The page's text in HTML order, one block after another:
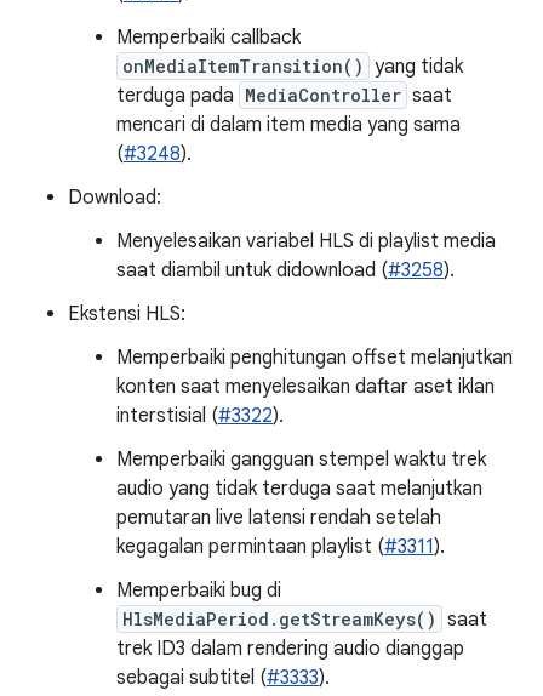
Memperbaiki callback
onMediaItemTransition() yang tidak
terduga pada MediaController saat
mencari di dalam item media yang sama
(#3248).
Download:
Menyelesaikan variabel HLS di playlist media
saat diambil untuk didownload (#3258).
Ekstensi HLS:
Memperbaiki penghitungan offset melanjutkan
konten saat menyelesaikan daftar aset iklan
interstisial (#3322).
Memperbaiki gangguan stempel waktu trek
audio yang tidak terduga saat melanjutkan
pemutaran live latensi rendah setelah
kegagalan permintaan playlist (#3311).
Memperbaiki bug di
HlsMediaPeriod.getStreamKeys() saat
trek ID3 dalam rendering audio dianggap
sebagai subtitel (#3333).